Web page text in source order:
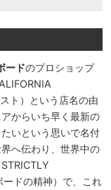
ードのプロショップ
ト）という店名の由
からいち早く最新の
いという思いで名付
へ伝わり、世界中の
ドの精神）で、これ